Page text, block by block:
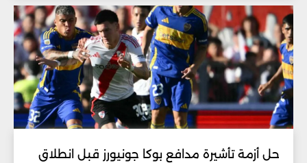
حل أزمة تأشيرة مدافع بوكا جونيورز قبل انطلاق